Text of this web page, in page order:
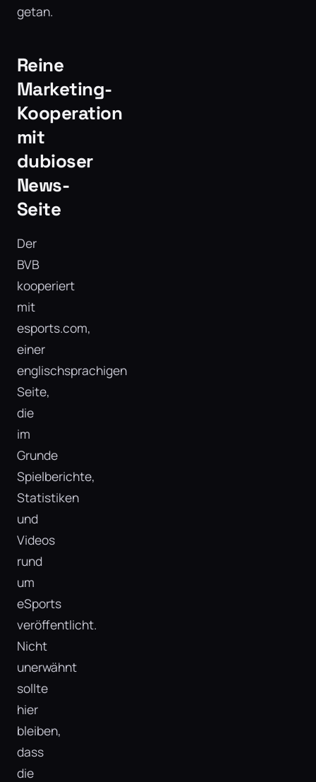
getan.
Reine
Marketing-
Kooperation
mit
dubioser
News-
Seite
Der
BVB
kooperiert
mit
esports.com,
einer
englischsprachigen
Seite,
die
im
Grunde
Spielberichte,
Statistiken
und
Videos
rund
um
eSports
veröffentlicht.
Nicht
unerwähnt
sollte
hier
bleiben,
dass
die